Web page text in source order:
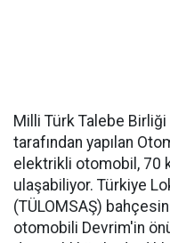
Milli Türk Talebe
tarafından yapılan
elektrikli otomobil, 70
ulaşabiliyor. Türkiye
(TÜLOMSAŞ)
otomobili Devrim'in